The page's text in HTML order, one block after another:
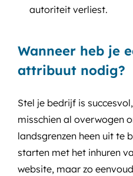
autoriteit verliest.
Wanneer heb je
attribuut nodig?
Stel je bedrijf is
misschien al overwogen
landsgrenzen heen uit te
starten met het inhuren
website, maar zo